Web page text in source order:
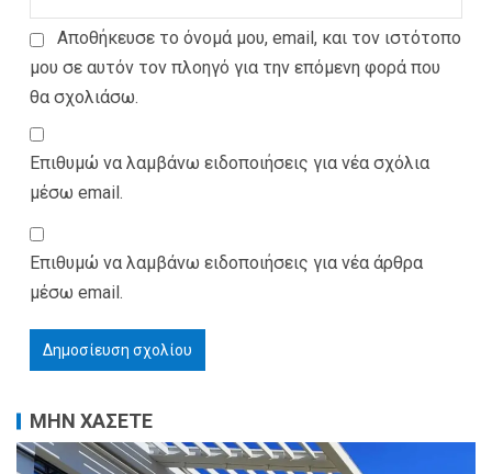
Αποθήκευσε το όνομά μου, email, και τον ιστότοπο
μου σε αυτόν τον πλοηγό για την επόμενη φορά που
θα σχολιάσω.
Επιθυμώ να λαμβάνω ειδοποιήσεις για νέα σχόλια
μέσω email.
Επιθυμώ να λαμβάνω ειδοποιήσεις για νέα άρθρα
μέσω email.
ΜΗΝ ΧΑΣΕΤΕ